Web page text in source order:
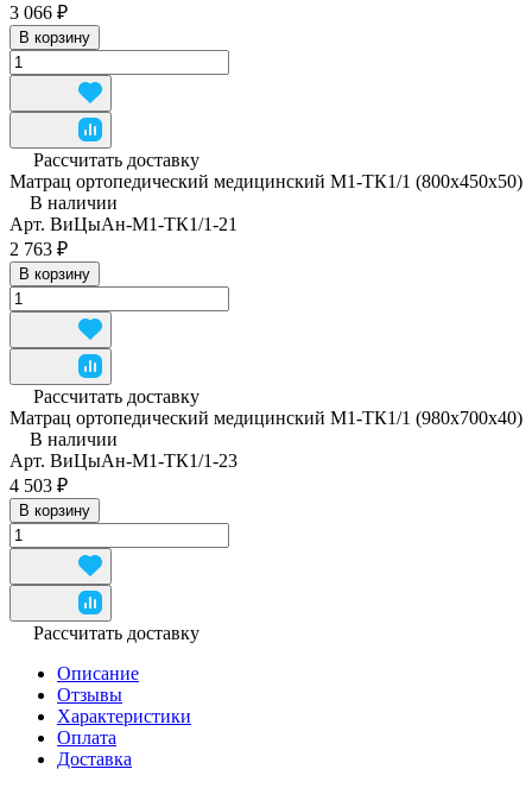
3 066 ₽
В корзину
Рассчитать доставку
Матрац ортопедический медицинский М1-ТК1/1 (800x450x50)
В наличии
Арт. ВиЦыАн-М1-ТК1/1-21
2 763 ₽
В корзину
Рассчитать доставку
Матрац ортопедический медицинский М1-ТК1/1 (980x700x40)
В наличии
Арт. ВиЦыАн-М1-ТК1/1-23
4 503 ₽
В корзину
Рассчитать доставку
Описание
Отзывы
Характеристики
Оплата
Доставка